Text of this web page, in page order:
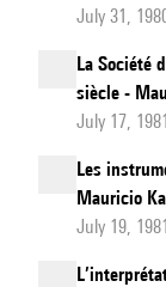
July 31,
La Société
siècle -
July 17,
Les
Mauricio
July 19,